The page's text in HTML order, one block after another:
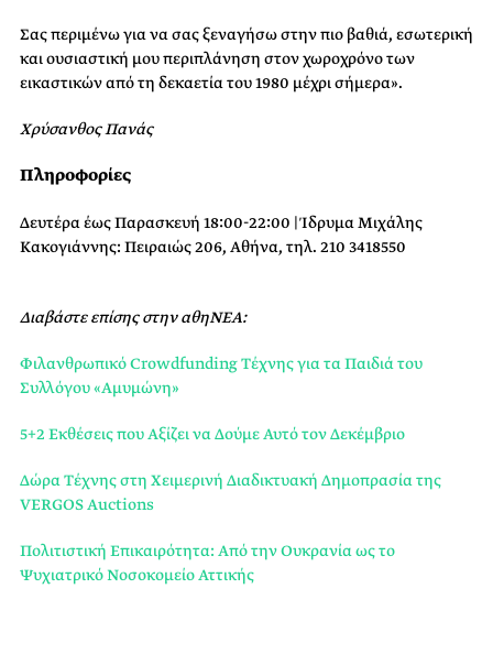
Σας περιμένω για να σας ξεναγήσω στην πιο βαθιά, εσωτερική
και ουσιαστική μου περιπλάνηση στον χωροχρόνο των
εικαστικών από τη δεκαετία του 1980 μέχρι σήμερα».
Χρύσανθος Πανάς
Πληροφορίες
Δευτέρα έως Παρασκευή 18:00-22:00 |Ίδρυμα Μιχάλης
Κακογιάννης: Πειραιώς 206, Αθήνα, τηλ. 210 3418550
Διαβάστε επίσης στην αθηΝΕΑ:
Φιλανθρωπικό Crowdfunding Τέχνης για τα Παιδιά του
Συλλόγου «Αμυμώνη»
5+2 Εκθέσεις που Αξίζει να Δούμε Αυτό τον Δεκέμβριο
Δώρα Τέχνης στη Χειμερινή Διαδικτυακή Δημοπρασία της
VERGOS Auctions
Πολιτιστική Επικαιρότητα: Από την Ουκρανία ως το
Ψυχιατρικό Νοσοκομείο Αττικής